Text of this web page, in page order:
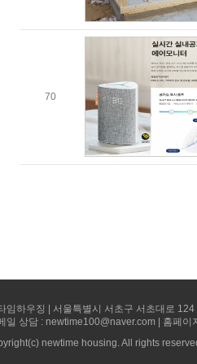
70
임하우징 | 서울특별시 서초구 서초대로
일 상담 : newtime100@naver.com | 홈페
newtime housing. All rights